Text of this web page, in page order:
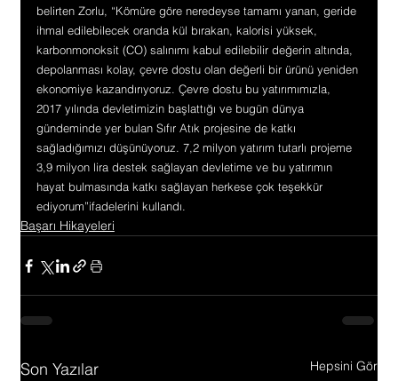
belirten Zorlu, “Kömüre göre neredeyse tamamı yanan, geride
ihmal edilebilecek oranda kül bırakan, kalorisi yüksek,
karbonmonoksit (CO) salınımı kabul edilebilir değerin altında,
depolanması kolay, çevre dostu olan değerli bir ürünü yeniden
ekonomiye kazandırıyoruz. Çevre dostu bu yatırımımızla,
2017 yılında devletimizin başlattığı ve bugün dünya
gündeminde yer bulan Sıfır Atık projesine de katkı
sağladığımızı düşünüyoruz. 7,2 milyon yatırım tutarlı projeme
3,9 milyon lira destek sağlayan devletime ve bu yatırımın
hayat bulmasında katkı sağlayan herkese çok teşekkür
ediyorum”ifadelerini kullandı.
Başarı Hikayeleri
Son Yazılar Hepsini Gör